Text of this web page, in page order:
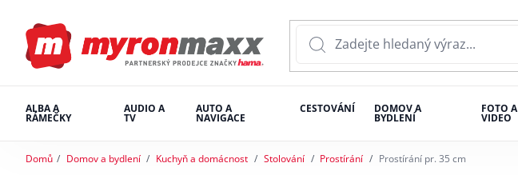
ALBA A
RÁMEČKY
AUDIO A
TV
AUTO A
NAVIGACE
CESTOVÁNÍ DOMOV A
BYDLENÍ
FOTO A
VIDEO
Domů Domov a bydlení Kuchyň a domácnost Stolování Prostírání Prostírání pr. 35 cm